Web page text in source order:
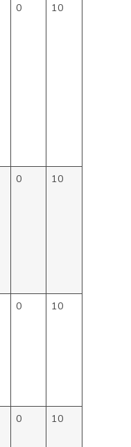
0 10
0 10
0 10
0 10